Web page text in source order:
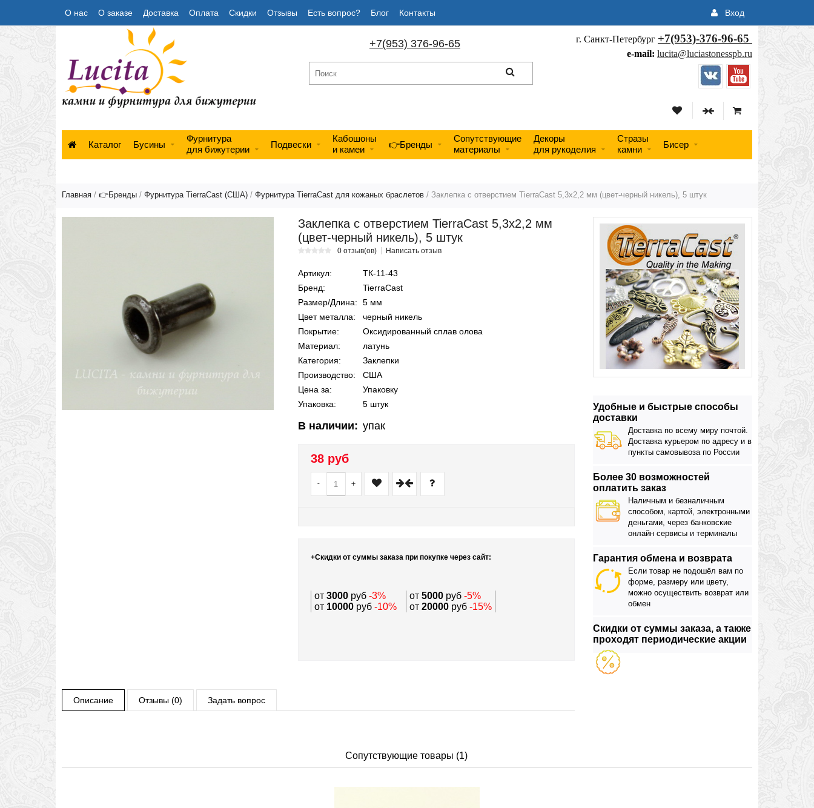
О нас О заказе Доставка Оплата Скидки Отзывы Есть вопрос? Блог Контакты Вход
г. Санкт-Петербург +7(953)-376-96-65
e-mail: lucita@luciastonesspb.ru
+7(953) 376-96-65
Каталог Бусины
Фурнитура
для бижутерии
Подвески
Кабошоны
и камеи
👉Бренды
Сопутствующие
материалы
Декоры
для рукоделия
Стразы
камни
Бисер
Главная / 👉Бренды / Фурнитура TierraCast (США) / Фурнитура TierraCast для кожаных браслетов / Заклепка с отверстием TierraCast 5,3х2,2 мм (цвет-черный никель), 5 штук
Удобные и быстрые способы
доставки
Доставка по всему миру почтой.
Доставка курьером по адресу и в
пункты самовывоза по России
Более 30 возможностей
оплатить заказ
Наличным и безналичным
способом, картой, электронными
деньгами, через банковские
онлайн сервисы и терминалы
Гарантия обмена и возврата
Если товар не подошёл вам по
форме, размеру или цвету,
можно осуществить возврат или
обмен
Скидки от суммы заказа, а также
проходят периодические акции
Заклепка с отверстием TierraCast 5,3х2,2 мм
(цвет-черный никель), 5 штук
0 отзыв(ов) Написать отзыв
Артикул:
ТК-11-43
Бренд:
TierraCast
Размер/Длина:
5 мм
Цвет металла:
черный никель
Покрытие:
Оксидированный сплав олова
Материал:
латунь
Категория:
Заклепки
Производство:
США
Цена за:
Упаковку
Упаковка:
5 штук
В наличии: упак
38 руб
- +
+Скидки от суммы заказа при покупке через сайт:
от3000руб -3% от 5000руб-5%
от 10000руб -10% от 20000руб -15%
Описание Отзывы (0) Задать вопрос
Сопутствующие товары (1)